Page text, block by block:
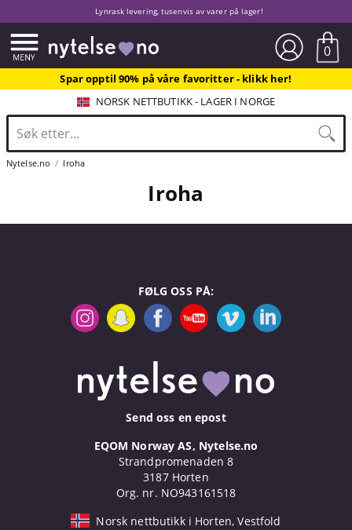
Lynrask levering, tusenvis av varer på lager!
0
Spar opptil 90% på våre favoritter - klikk her!
NORSK NETTBUTIKK - LAGER I NORGE
Nytelse.no Iroha
Iroha
FØLG OSS PÅ:
Send oss en epost
EQOM Norway AS, Nytelse.no
Strandpromenaden 8
3187 Horten
Org. nr. NO943161518
Norsk nettbutikk i Horten, Vestfold